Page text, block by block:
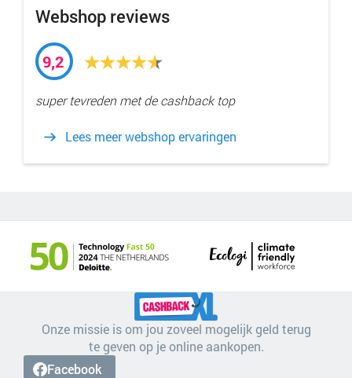
Webshop reviews
9,2
super tevreden met de cashback top
Lees meer webshop ervaringen
Onze missie is om jou zoveel mogelijk geld terug
te geven op je online aankopen.
Facebook